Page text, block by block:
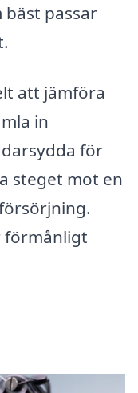
passar
att jämföra
in
för
steget mot en
förmånligt